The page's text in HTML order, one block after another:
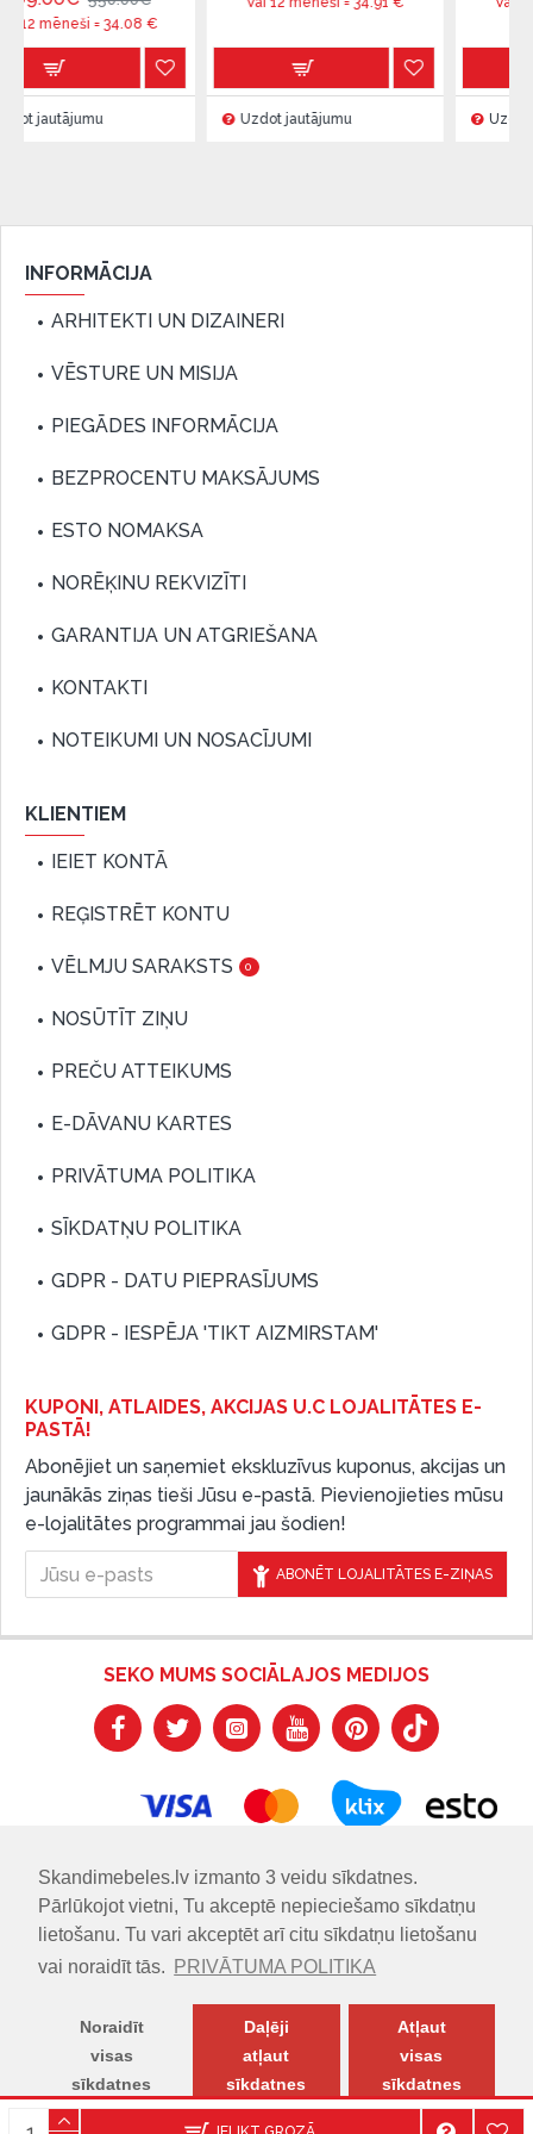
Skandimebeles.lv izmanto 3 veidu sīkdatnes.
Pārlūkojot vietni, Tu akceptē nepieciešamo sīkdatņu
lietošanu. Tu vari akceptēt arī citu sīkdatņu lietošanu
vai noraidīt tās.
PRIVĀTUMA POLITIKA
Noraidīt
visas
sīkdatnes
Daļēji
atļaut
sīkdatnes
Atļaut
visas
sīkdatnes
34.08€
Uzdot jautājumu Uzdot jautājumu
INFORMĀCIJA
ARHITEKTI UN DIZAINERI
VĒSTURE UN MISIJA
PIEGĀDES INFORMĀCIJA
BEZPROCENTU MAKSĀJUMS
ESTO NOMAKSA
NORĒĶINU REKVIZĪTI
GARANTIJA UN ATGRIEŠANA
KONTAKTI
NOTEIKUMI UN NOSACĪJUMI
KLIENTIEM
IEIET KONTĀ
REĢISTRĒT KONTU
VĒLMJU SARAKSTS 0
NOSŪTĪT ZIŅU
PREČU ATTEIKUMS
E-DĀVANU KARTES
PRIVĀTUMA POLITIKA
SĪKDATŅU POLITIKA
GDPR - DATU PIEPRASĪJUMS
GDPR - IESPĒJA 'TIKT AIZMIRSTAM'
KUPONI, ATLAIDES, AKCIJAS U.C LOJALITĀTES E-
PASTĀ!
Abonējiet un saņemiet ekskluzīvus kuponus, akcijas un
jaunākās ziņas tieši Jūsu e-pastā. Pievienojieties mūsu
e-lojalitātes programmai jau šodien!
ABONĒT LOJALITĀTES E-ZIŅAS
SEKO MUMS SOCIĀLAJOS MEDIJOS
© SKANDIMĒBELES.LV | Skandināvu dizaina mēbeļu salons.